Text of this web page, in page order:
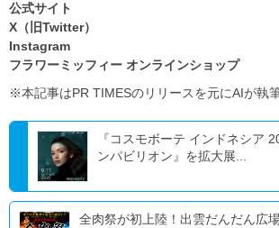
公式サイト
X（旧Twitter）
Instagram
フラワーミッフィー オンラインショップ
※本記事はPR TIMESのリリースを元にAIが執
『コスモボーテ インドネシア
ンパビリオン』を拡大展...
全肉祭が初上陸！出雲だんだん広